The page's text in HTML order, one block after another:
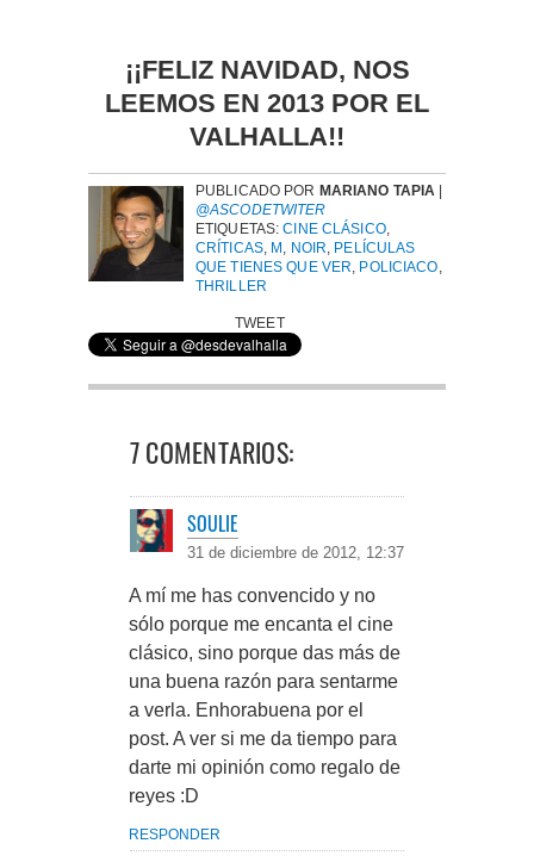
¡¡FELIZ NAVIDAD, NOS
LEEMOS EN 2013 POR EL
VALHALLA!!
PUBLICADO POR MARIANO TAPIA
@ASCODETWITER
ETIQUETAS:CINE CLÁSICO,
CRÍTICAS, M , NOIR, PELÍCULAS
QUE TIENES QUE VER, POLICIACO,
THRILLER
TWEET
7 COMENTARIOS:
SOULIE
31 de diciembre de 2012, 12:37
A mí me has convencido y no
sólo porque me encanta el cine
clásico, sino porque das más de
una buena razón para sentarme
a verla. Enhorabuena por el
post. A ver si me da tiempo para
darte mi opinión como regalo de
reyes :D
RESPONDER